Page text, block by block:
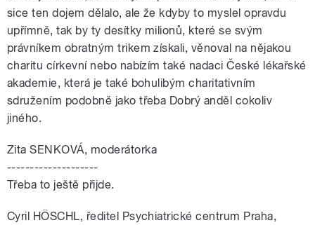
sice ten dojem dělalo, ale že kdyby to myslel opravdu
upřímně, tak by ty desítky milionů, které se svým
právníkem obratným trikem získali, věnoval na nějakou
charitu církevní nebo nabízím také nadaci České lékařské
akademie, která je také bohulibým charitativním
sdružením podobně jako třeba Dobrý anděl cokoliv
jiného.
Zita SENKOVÁ, moderátorka
--------------------
Třeba to ještě přijde.
Cyril HÖSCHL, ředitel Psychiatrické centrum Praha,